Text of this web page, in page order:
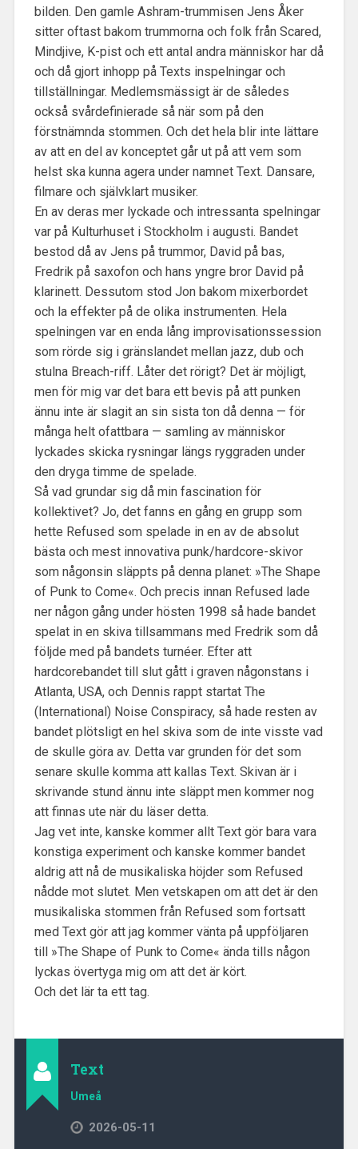
bilden. Den gamle Ashram-trummisen Jens Åker
sitter oftast bakom trummorna och folk från Scared,
Mindjive, K-pist och ett antal andra människor har då
och då gjort inhopp på Texts inspelningar och
tillställningar. Medlemsmässigt är de således
också svårdefinierade så när som på den
förstnämnda stommen. Och det hela blir inte lättare
av att en del av konceptet går ut på att vem som
helst ska kunna agera under namnet Text. Dansare,
filmare och självklart musiker.
En av deras mer lyckade och intressanta spelningar
var på Kulturhuset i Stockholm i augusti. Bandet
bestod då av Jens på trummor, David på bas,
Fredrik på saxofon och hans yngre bror David på
klarinett. Dessutom stod Jon bakom mixerbordet
och la effekter på de olika instrumenten. Hela
spelningen var en enda lång improvisationssession
som rörde sig i gränslandet mellan jazz, dub och
stulna Breach-riff. Låter det rörigt? Det är möjligt,
men för mig var det bara ett bevis på att punken
ännu inte är slagit an sin sista ton då denna — för
många helt ofattbara — samling av människor
lyckades skicka rysningar längs ryggraden under
den dryga timme de spelade.
Så vad grundar sig då min fascination för
kollektivet? Jo, det fanns en gång en grupp som
hette Refused som spelade in en av de absolut
bästa och mest innovativa punk/hardcore-skivor
som någonsin släppts på denna planet: »The Shape
of Punk to Come«. Och precis innan Refused lade
ner någon gång under hösten 1998 så hade bandet
spelat in en skiva tillsammans med Fredrik som då
följde med på bandets turnéer. Efter att
hardcorebandet till slut gått i graven någonstans i
Atlanta, USA, och Dennis rappt startat The
(International) Noise Conspiracy, så hade resten av
bandet plötsligt en hel skiva som de inte visste vad
de skulle göra av. Detta var grunden för det som
senare skulle komma att kallas Text. Skivan är i
skrivande stund ännu inte släppt men kommer nog
att finnas ute när du läser detta.
Jag vet inte, kanske kommer allt Text gör bara vara
konstiga experiment och kanske kommer bandet
aldrig att nå de musikaliska höjder som Refused
nådde mot slutet. Men vetskapen om att det är den
musikaliska stommen från Refused som fortsatt
med Text gör att jag kommer vänta på uppföljaren
till »The Shape of Punk to Come« ända tills någon
lyckas övertyga mig om att det är kört.
Och det lär ta ett tag.
Text
Umeå
2026-05-11